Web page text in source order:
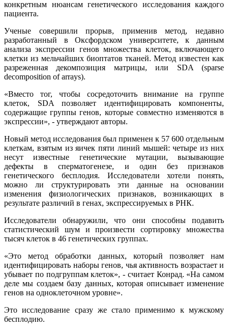
конкретным нюансам генетического исследования каждого
пациента.
Ученые совершили прорыв, применив метод, недавно
разработанный в Оксфордском университете, к данным
анализа экспрессии генов множества клеток, включающего
клетки из мельчайших биоптатов тканей. Метод известен как
разреженная декомпозиция матрицы, или SDA (sparse
decomposition of arrays).
«Вместо тог, чтобы сосредоточить внимание на группе
клеток, SDA позволяет идентифицировать компоненты,
содержащие группы генов, которые совместно изменяются в
экспрессии», - утверждают авторы.
Новый метод исследования был применен к 57 600 отдельным
клеткам, взятым из яичек пяти линий мышей: четыре из них
несут известные генетические мутации, вызывающие
дефекты в сперматогенезе, и один без признаков
генетического бесплодия. Исследователи хотели понять,
можно ли структурировать эти данные на основании
изменения физиологических признаков, возникающих в
результате различий в генах, экспрессируемых в РНК.
Исследователи обнаружили, что они способны подавить
статистический шум и произвести сортировку множества
тысяч клеток в 46 генетических группах.
«Это метод обработки данных, который позволяет нам
идентифицировать наборы генов, чья активность возрастает и
убывает по подгруппам клеток», - считает Конрад. «На самом
деле мы создаем базу данных, которая описывает изменение
генов на одноклеточном уровне».
Это исследование сразу же стало применимо к мужскому
бесплодию.